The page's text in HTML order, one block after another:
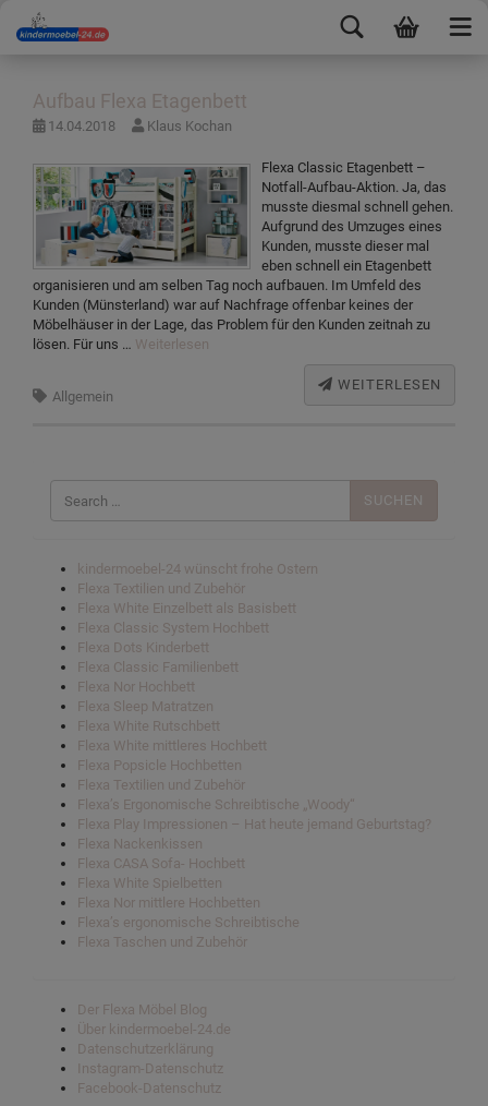
Aufbau Flexa Etagenbett
14.04.2018 Klaus Kochan
Flexa Classic Etagenbett –
Notfall-Aufbau-Aktion. Ja, das
musste diesmal schnell gehen.
Aufgrund des Umzuges eines
Kunden, musste dieser mal
eben schnell ein Etagenbett
organisieren und am selben Tag noch aufbauen. Im Umfeld des
Kunden (Münsterland) war auf Nachfrage offenbar keines der
Möbelhäuser in der Lage, das Problem für den Kunden zeitnah zu
lösen. Für uns … Weiterlesen
WEITERLESEN
Allgemein
Suchen
nach:
kindermoebel-24 wünscht frohe Ostern
Flexa Textilien und Zubehör
Flexa White Einzelbett als Basisbett
Flexa Classic System Hochbett
Flexa Dots Kinderbett
Flexa Classic Familienbett
Flexa Nor Hochbett
Flexa Sleep Matratzen
Flexa White Rutschbett
Flexa White mittleres Hochbett
Flexa Popsicle Hochbetten
Flexa Textilien und Zubehör
Flexa’s Ergonomische Schreibtische „Woody“
Flexa Play Impressionen – Hat heute jemand Geburtstag?
Flexa Nackenkissen
Flexa CASA Sofa- Hochbett
Flexa White Spielbetten
Flexa Nor mittlere Hochbetten
Flexa’s ergonomische Schreibtische
Flexa Taschen und Zubehör
Der Flexa Möbel Blog
Über kindermoebel-24.de
Datenschutzerklärung
Instagram-Datenschutz
Facebook-Datenschutz